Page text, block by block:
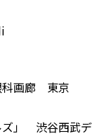
科画廊 東京
ズ」 渋谷西武デ